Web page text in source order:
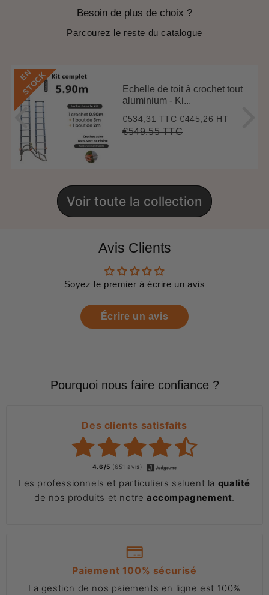
Besoin de plus de choix ?
Parcourez le reste du catalogue
E
N
S
T
O
C
K
Echelle de toit à crochet tout
aluminium - Ki...
Prix
réduit
€534,31 TTC€534,31
€445,26 HT
Prix
€549,55 TTC€549,55
Voir toute la collection
Avis Clients
Soyez le premier à écrire un avis
Écrire un avis
Pourquoi nous faire confiance ?
Des clients satisfaits
4.6/5 (651 avis)
Les professionnels et particuliers saluent la qualité
de nos produits et notre accompagnement
Paiement 100% sécurisé
La gestion de nos paiements en ligne est 100%